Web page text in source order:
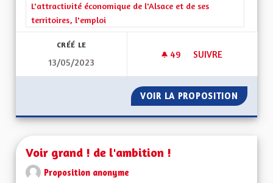
Filtrer les résultats de la catégorie : L'attractivité
L'attractivité économique de l'Alsace et de ses
territoires, l'emploi
CRÉÉ LE
13/05/2023
49 49 ABONNÉS
SUIVRE
VOIR LA PROPOSITION
Voir grand ! de l'ambition !
Proposition anonyme